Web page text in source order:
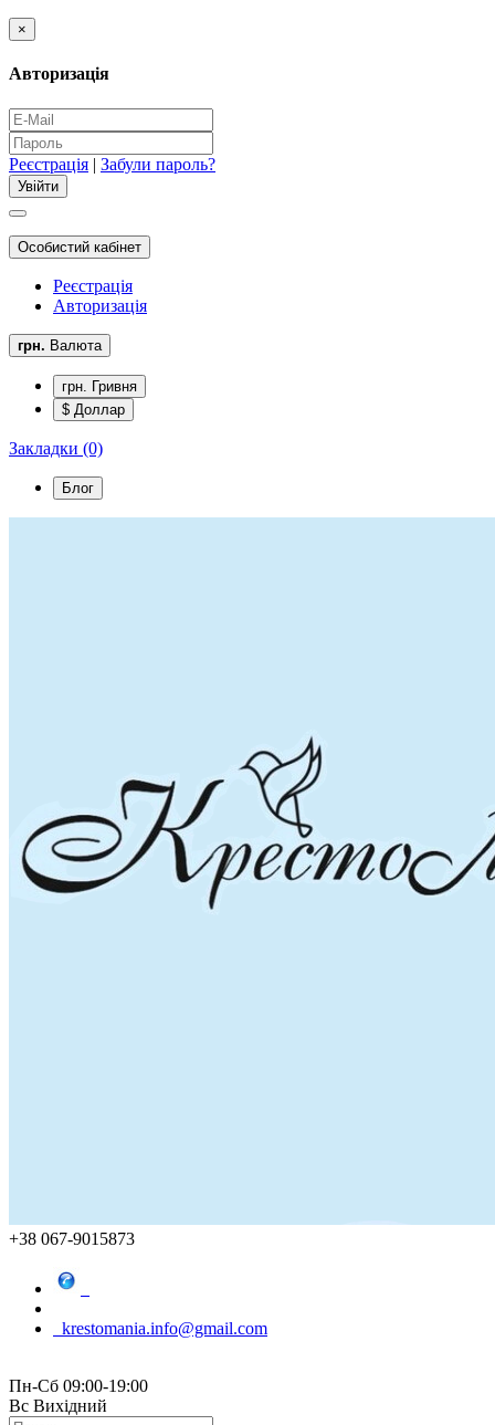
×
Авторизація
Реєстрація | Забули пароль?
Особистий кабінет
Реєстрація
Авторизація
грн. Валюта
грн. Гривня
$ Доллар
Закладки (0)
Блог
+38 067-9015873
krestomania.info@gmail.com
Пн-Сб 09:00-19:00
Вс Вихідний